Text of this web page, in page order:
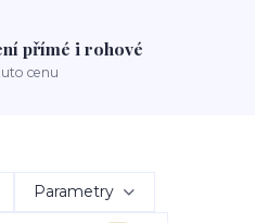
přímé i rohové
cenu
Parametry